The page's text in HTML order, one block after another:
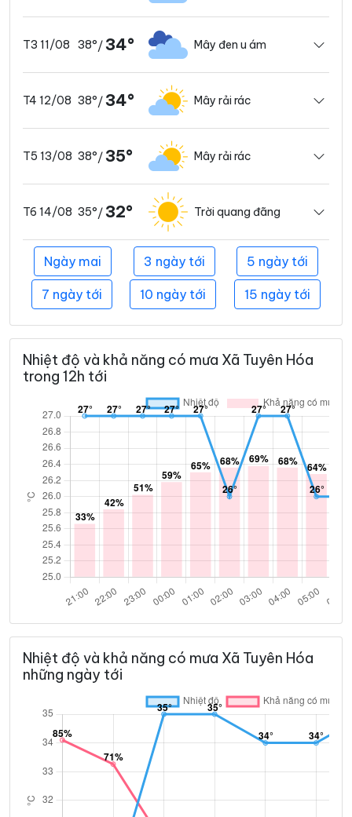
T3 11/08 38°/ 34° Mây đen u ám
T4 12/08 38°/ 34° Mây rải rác
T5 13/08 38°/ 35° Mây rải rác
T6 14/08 35°/ 32° Trời quang đãng
Ngày mai 3 ngày tới 5 ngày tới
7 ngày tới 10 ngày tới 15 ngày tới
Nhiệt độ và khả năng có mưa Xã Tuyên Hóa
trong 12h tới
Nhiệt độ và khả năng có mưa Xã Tuyên Hóa
những ngày tới